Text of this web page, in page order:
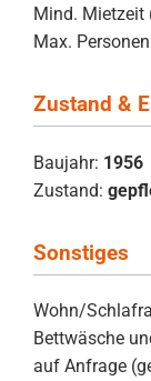
Mind. Mietzeit
Max.
Zustand &
Baujahr: 1956
Zustand:
Sonstiges
Wohn/
Bettwäsche
auf Anfrage